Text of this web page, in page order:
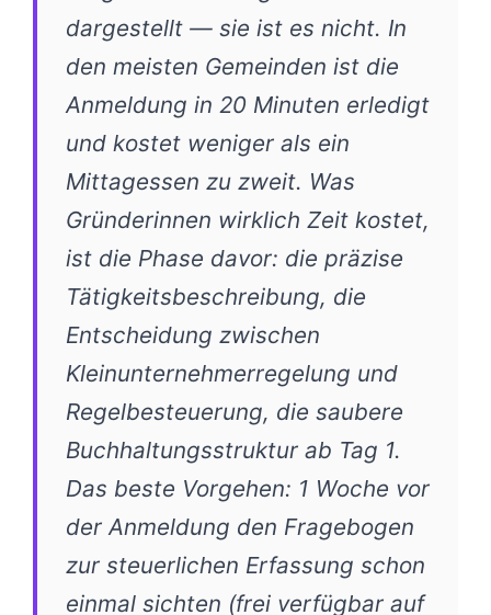
dargestellt — sie ist es nicht. In
den meisten Gemeinden ist die
Anmeldung in 20 Minuten erledigt
und kostet weniger als ein
Mittagessen zu zweit. Was
Gründerinnen wirklich Zeit kostet,
ist die Phase davor: die präzise
Tätigkeitsbeschreibung, die
Entscheidung zwischen
Kleinunternehmerregelung und
Regelbesteuerung, die saubere
Buchhaltungsstruktur ab Tag 1.
Das beste Vorgehen: 1 Woche vor
der Anmeldung den Fragebogen
zur steuerlichen Erfassung schon
einmal sichten (frei verfügbar auf